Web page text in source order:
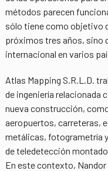
métodos parecen
sólo tiene como objetivo
próximos tres años, sino
internacional en varios
Atlas Mapping S.R.L.D.
de ingeniería relacionada
nueva construcción,
aeropuertos, carreteras,
metálicas, fotogrametría
de teledetección
En este contexto,